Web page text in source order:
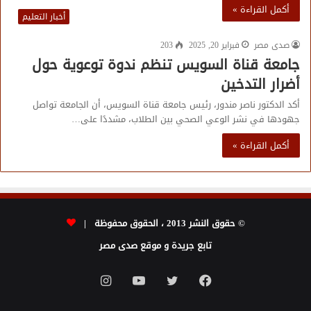
أكمل القراءة »
أخبار التعليم
صدى مصر
فبراير 20, 2025 203
جامعة قناة السويس تنظم ندوة توعوية حول
أضرار التدخين
أكد الدكتور ناصر مندور، رئيس جامعة قناة السويس، أن الجامعة تواصل
جهودها في نشر الوعي الصحي بين الطلاب، مشددًا على…
أكمل القراءة »
© حقوق النشر 2013 ، الحقوق محفوظة |
تابع جريدة و موقع صدى مصر
فيسبوك تويتر يوتيوبانستقرام